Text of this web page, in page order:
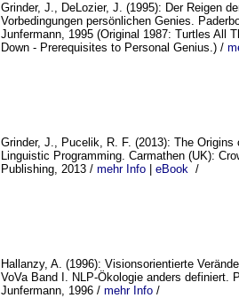
Grinder, J., DeLozier, J. (1995): Der Reigen
Vorbedingungen persönlichen Genies.
Junfermann, 1995 (Original 1987: Turtles All
Down - Prerequisites to Personal Genius.) /
Grinder, J., Pucelik, R. F. (2013): The Origins
Linguistic Programming. Carmathen (UK):
Publishing, 2013 / mehr Info eBook /
Hallanzy, A. (1996): Visionsorientierte
VoVa Band I. NLP-Ökologie anders definiert.
Junfermann, 1996 / mehr Info /